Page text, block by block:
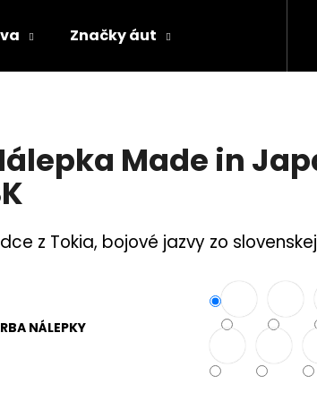
Značky áut
Made in
z Tokia, bojové jazvy zo
NÁLEPKY
HĽADAŤ